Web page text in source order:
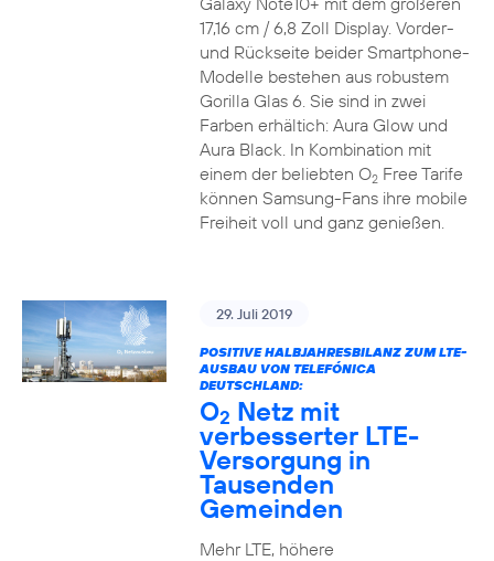
17,16 cm / 6,8 Zoll Display. Vorder-
und Rückseite beider Smartphone-
Modelle bestehen aus robustem
Gorilla Glas 6. Sie sind in zwei
Farben erhältich: Aura Glow und
Aura Black. In Kombination mit
einem der beliebten O2Free Tarife
können Samsung-Fans ihre mobile
Freiheit voll und ganz genießen.
29. Juli 2019
POSITIVE HALBJAHRESBILANZ ZUM LTE-
AUSBAU VON TELEFÓNICA
DEUTSCHLAND:
O2 Netz mit
verbesserter LTE-
Versorgung in
Tausenden
Gemeinden
Mehr LTE, höhere